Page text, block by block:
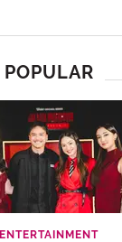
POPULAR
ENTERTAINMENT